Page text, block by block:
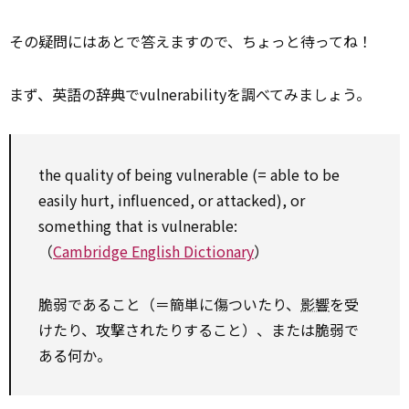
その疑問にはあとで答えますので、ちょっと待ってね！
まず、英語の辞典でvulnerabilityを調べてみましょう。
the quality of being vulnerable (= able to be
easily hurt, influenced, or attacked), or
something that is vulnerable:
（Cambridge English Dictionary）
脆弱であること（＝簡単に傷ついたり、 影響を受
けたり、攻撃されたりすること）、または脆弱で
ある何か。